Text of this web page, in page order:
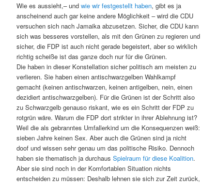
Wie es aussieht,– undwie wir festgestellt haben, gibt es ja
anscheinend auch gar keine andere Möglichkeit – wird die CDU
versuchen sich nach Jamaika abzusetzen. Sicher, die CDU kann
sich was besseres vorstellen, als mit den Grünen zu regieren und
sicher, die FDP ist auch nicht gerade begeistert, aber so wirklich
richtig scheiße ist das ganze doch nur für die Grünen.
Die haben in dieser Konstellation sicher politisch am meisten zu
verlieren. Sie haben einen antischwarzgelben Wahlkampf
gemacht (keinen antischwarzen, keinen antigelben, nein, einen
dezidiert antischwarzgelben). Für die Grünen ist der Schritt also
zu Schwarzgelb genauso riskant, wie es ein Schritt der FDP zu
rotgrün wäre. Warum die FDP dort strikter in ihrer Ablehnung ist?
Weil die als gebranntes Umfallerkind um die Konsequenzen weiß:
sieben Jahre keinen Sex. Aber auch die Grünen sind ja nicht
doof und wissen sehr genau um das politische Risiko. Dennoch
haben sie thematisch ja durchausSpielraum für diese Koalition.
Aber sie sind noch in der Komfortablen Situation nichts
entscheiden zu müssen: Deshalb lehnen sie sich zur Zeit zurück,